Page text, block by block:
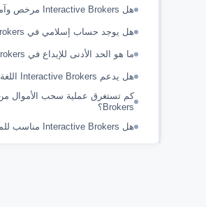
هل Interactive Brokers مرخص وآمن للمتداولين العرب؟
هل يوجد حساب إسلامي في Interactive Brokers؟
ما هو الحد الأدنى للإيداع في Interactive Brokers؟
هل يدعم Interactive Brokers اللغة العربية؟
Brokers؟
هل Interactive Brokers مناسب للمبتدئين؟